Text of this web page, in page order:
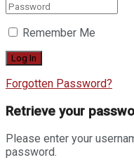
Remember Me
Forgotten Password?
Retrieve your
Please enter your
password.